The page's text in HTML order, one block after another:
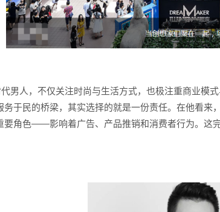
男人，不仅关注时尚与生活方式，也极注重商业
于民的桥梁，其实选择的就是一份责任。在他看
要角色——影响着广告、产品推销和消费者行为。这